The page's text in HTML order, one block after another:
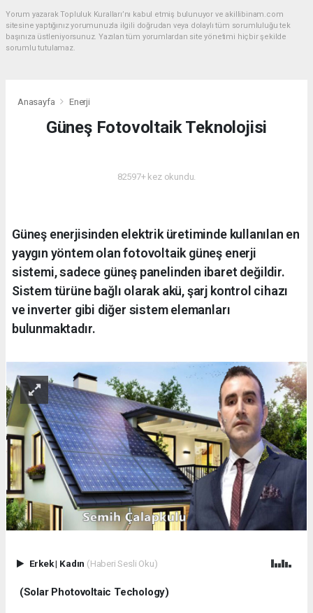
Yorum yazarak Topluluk Kuralları’nı kabul etmiş bulunuyor ve akillibinam.com
sitesine yaptığınız yorumunuzla ilgili doğrudan veya dolaylı tüm sorumluluğu tek
başınıza üstleniyorsunuz. Yazılan tüm yorumlardan site yönetimi hiçbir şekilde
sorumlu tutulamaz.
Anasayfa Enerji
Güneş Fotovoltaik Teknolojisi
82597+ kez okundu.
Güneş enerjisinden elektrik üretiminde kullanılan en
yaygın yöntem olan fotovoltaik güneş enerji
sistemi, sadece güneş panelinden ibaret değildir.
Sistem türüne bağlı olarak akü, şarj kontrol cihazı
ve inverter gibi diğer sistem elemanları
bulunmaktadır.
Erkek| Kadın (Haberi Sesli Oku)
(Solar Photovoltaic Techology)